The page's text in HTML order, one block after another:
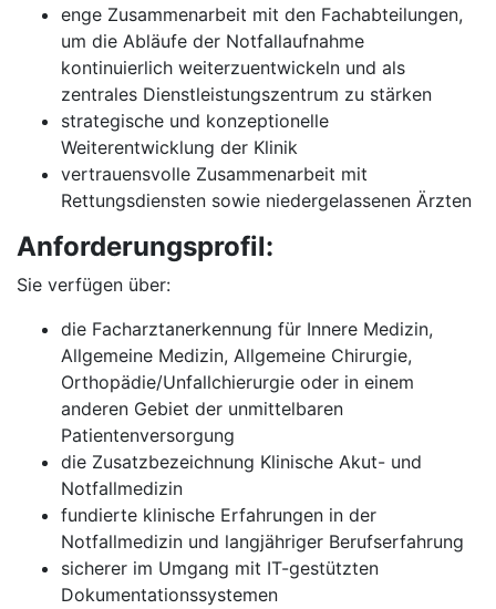
enge Zusammenarbeit mit den Fachabteilungen,
um die Abläufe der Notfallaufnahme
kontinuierlich weiterzuentwickeln und als
zentrales Dienstleistungszentrum zu stärken
strategische und konzeptionelle
Weiterentwicklung der Klinik
vertrauensvolle Zusammenarbeit mit
Rettungsdiensten sowie niedergelassenen Ärzten
Anforderungsprofil:
Sie verfügen über:
die Facharztanerkennung für Innere Medizin,
Allgemeine Medizin, Allgemeine Chirurgie,
Orthopädie/Unfallchierurgie oder in einem
anderen Gebiet der unmittelbaren
Patientenversorgung
die Zusatzbezeichnung Klinische Akut- und
Notfallmedizin
fundierte klinische Erfahrungen in der
Notfallmedizin und langjähriger Berufserfahrung
sicherer im Umgang mit IT-gestützten
Dokumentationssystemen